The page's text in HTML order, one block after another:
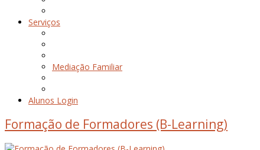
Serviços
Mediação Familiar
Alunos Login
Formação de Formadores (B-Learning)